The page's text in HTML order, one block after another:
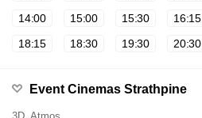
14:00
15:00 15:30 16:15
18:15
18:30 19:30 20:30
Event Cinemas Strathpine